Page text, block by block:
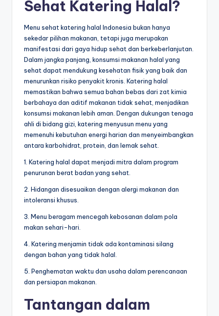
Sehat Katering Halal?
Menu sehat katering halal Indonesia bukan hanya
sekedar pilihan makanan, tetapi juga merupakan
manifestasi dari gaya hidup sehat dan berkeberlanjutan.
Dalam jangka panjang, konsumsi makanan halal yang
sehat dapat mendukung kesehatan fisik yang baik dan
menurunkan risiko penyakit kronis. Katering halal
memastikan bahwa semua bahan bebas dari zat kimia
berbahaya dan aditif makanan tidak sehat, menjadikan
konsumsi makanan lebih aman. Dengan dukungan tenaga
ahli di bidang gizi, katering menyusun menu yang
memenuhi kebutuhan energi harian dan menyeimbangkan
antara karbohidrat, protein, dan lemak sehat.
1. Katering halal dapat menjadi mitra dalam program
penurunan berat badan yang sehat.
2. Hidangan disesuaikan dengan alergi makanan dan
intoleransi khusus.
3. Menu beragam mencegah kebosanan dalam pola
makan sehari-hari.
4. Katering menjamin tidak ada kontaminasi silang
dengan bahan yang tidak halal.
5. Penghematan waktu dan usaha dalam perencanaan
dan persiapan makanan.
Tantangan dalam